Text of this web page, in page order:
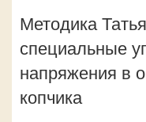
Методика
специальные
напряжения в
копчика